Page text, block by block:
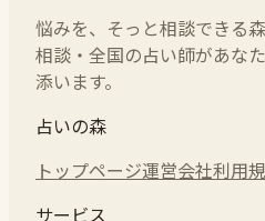
悩みを、そっと相談できる
相談・全国の占い師があな
添います。
占いの森
トップページ運営会社利用
サービス